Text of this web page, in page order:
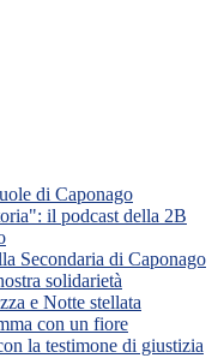
di Caponago
il podcast della 2B
Secondaria di Caponago
solidarietà
e Notte stellata
con un fiore
la testimone di giustizia